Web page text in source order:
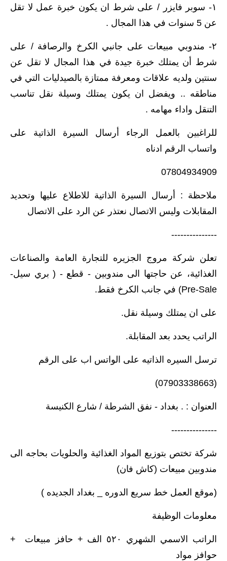
١- سوبر فايزر / على شرط ان يكون خبرة عمل لا تقل
عن 5 سنوات في هذا المجال .
٢- مندوبي مبيعات على جانبي الكرخ والرصافة / على
شرط أن يمتلك خبرة جيدة في هذا المجال لا تقل عن
سنتين ولديه علاقات ومعرفة ممتازة بالصيدليات التي في
مناطقه .. ويفضل ان يكون يمتلك وسيلة نقل تناسب
التنقل واداء مهامه .
للراغبين بالعمل الرجاء أرسال السيرة الذاتية على
واتساب الرقم ادناه
07804934909
ملاحظة : أرسال السيرة الذاتية للاطلاع عليها وتحديد
المقابلات وليس الاتصال نعتذر عن الرد على الاتصال
---------------
تعلن شركة مروج الجزيره للتجارة العامة والصناعات
الغذائية، عن حاجتها الى مندوبين - قطع - ( بري سيل-
Pre-Sale) في جانب الكرخ فقط.
على ان يمتلك وسيلة نقل.
الراتب يحدد بعد المقابلة.
ترسل السيره الذاتيه على الواتس اب على الرقم
(07903338663)
العنوان : . بغداد - نفق الشرطة / شارع الكنيسة
---------------
شركة تختص بتوزيع المواد الغذائية والحلويات بحاجه الى
مندوبين مبيعات (كاش فان)
(موقع العمل خط سريع الدوره _ بغداد الجديده )
معلومات الوظيفة
الراتب الاسمي الشهري ٥٢٠ الف + حافز مبيعات +
حوافز مواد